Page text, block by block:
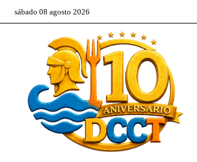
sábado 08 agosto 2026